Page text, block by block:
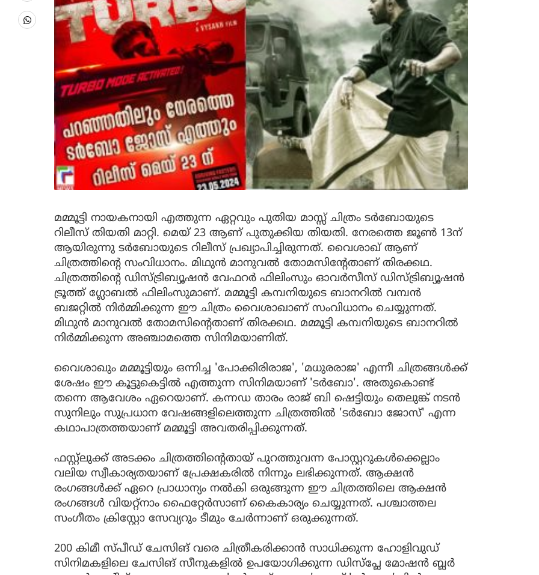
മമ്മൂട്ടി നായകനായി എത്തുന്ന ഏറ്റവും പുതിയ മാസ്സ് ചിത്രം ടർബോയുടെ
റിലീസ് തിയതി മാറ്റി. മെയ് 23 ആണ് പുതുക്കിയ തിയതി. നേരത്തെ ജൂൺ 13ന്
ആയിരുന്നു ടർബോയുടെ റിലീസ് പ്രഖ്യാപിച്ചിരുന്നത്. വൈശാഖ് ആണ്
ചിത്രത്തിന്റെ സംവിധാനം. മിഥുൻ മാനുവൽ തോമസിന്റേതാണ് തിരക്കഥ.
ചിത്രത്തിന്റെ ഡിസ്ട്രിബ്യൂഷൻ വേഫറർ ഫിലിംസും ഓവർസീസ് ഡിസ്ട്രിബ്യൂഷൻ
ട്രൂത്ത് ഗ്ലോബൽ ഫിലിംസുമാണ്. മമ്മൂട്ടി കമ്പനിയുടെ ബാനറിൽ വമ്പൻ
ബജറ്റിൽ നിർമ്മിക്കുന്ന ഈ ചിത്രം വൈശാഖാണ് സംവിധാനം ചെയ്യുന്നത്.
മിഥുൻ മാനുവൽ തോമസിന്റെതാണ് തിരക്കഥ. മമ്മൂട്ടി കമ്പനിയുടെ ബാനറിൽ
നിർമ്മിക്കുന്ന അഞ്ചാമത്തെ സിനിമയാണിത്.
വൈശാഖും മമ്മൂട്ടിയും ഒന്നിച്ച 'പോക്കിരിരാജ', 'മധുരരാജ' എന്നീ ചിത്രങ്ങൾക്ക്
ശേഷം ഈ കൂട്ടുകെട്ടിൽ എത്തുന്ന സിനിമയാണ് 'ടർബോ'. അതുകൊണ്ട്
തന്നെ ആവേശം ഏറെയാണ്. കന്നഡ താരം രാജ് ബി ഷെട്ടിയും തെലുങ്ക് നടൻ
സുനിലും സുപ്രധാന വേഷങ്ങളിലെത്തുന്ന ചിത്രത്തിൽ 'ടർബോ ജോസ്' എന്ന
കഥാപാത്രത്തയാണ് മമ്മൂട്ടി അവതരിപ്പിക്കുന്നത്.
ഫസ്റ്റ്ലുക്ക് അടക്കം ചിത്രത്തിന്റെതായ് പുറത്തുവന്ന പോസ്റ്ററുകൾക്കെല്ലാം
വലിയ സ്വീകാര്യതയാണ് പ്രേക്ഷകരിൽ നിന്നും ലഭിക്കുന്നത്. ആക്ഷൻ
രംഗങ്ങൾക്ക് ഏറെ പ്രാധാന്യം നൽകി ഒരുങ്ങുന്ന ഈ ചിത്രത്തിലെ ആക്ഷൻ
രംഗങ്ങൾ വിയറ്റ്നാം ഫൈറ്റേർസാണ് കൈകാര്യം ചെയ്യുന്നത്. പശ്ചാത്തല
സംഗീതം ക്രിസ്റ്റോ സേവ്യറും ടീമും ചേർന്നാണ് ഒരുക്കുന്നത്.
200 കിമീ സ്പീഡ് ചേസിങ് വരെ ചിത്രീകരിക്കാൻ സാധിക്കുന്ന ഹോളിവുഡ്
സിനിമകളിലെ ചേസിങ് സീനുകളിൽ ഉപയോഗിക്കുന്ന ഡിസ്‌പ്ലേ മോഷൻ ബ്ലർ